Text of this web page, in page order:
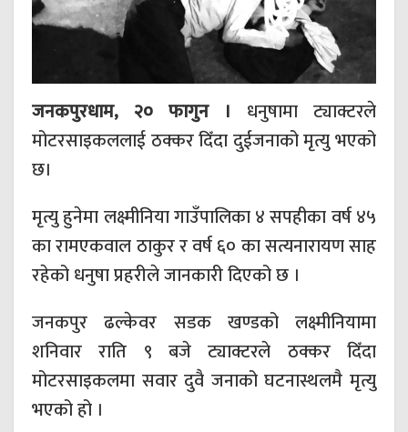
जनकपुरधाम, २० फागुन । धनुषामा ट्याक्टरले
मोटरसाइकललाई ठक्कर दिँदा दुईजनाको मृत्यु भएको
छ।
मृत्यु हुनेमा लक्ष्मीनिया गाउँपालिका ४ सपहीका वर्ष ४५
का रामएकवाल ठाकुर र वर्ष ६० का सत्यनारायण साह
रहेको धनुषा प्रहरीले जानकारी दिएको छ ।
जनकपुर ढल्केवर सडक खण्डको लक्ष्मीनियामा
शनिवार राति ९ बजे ट्याक्टरले ठक्कर दिँदा
मोटरसाइकलमा सवार दुवै जनाको घटनास्थलमै मृत्यु
भएको हो ।